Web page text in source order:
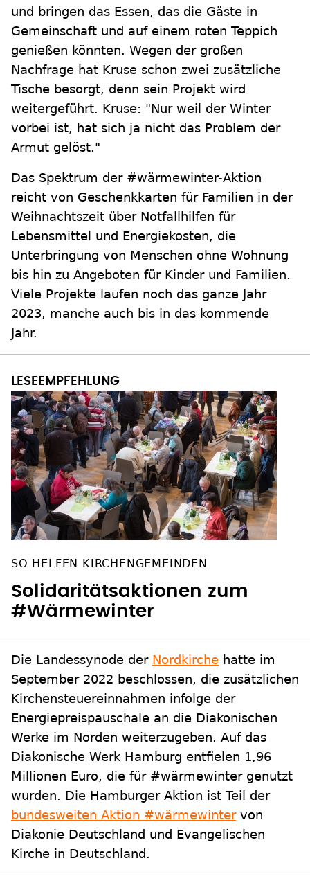
und bringen das Essen, das die Gäste in
Gemeinschaft und auf einem roten Teppich
genießen könnten. Wegen der großen
Nachfrage hat Kruse schon zwei zusätzliche
Tische besorgt, denn sein Projekt wird
weitergeführt. Kruse: "Nur weil der Winter
vorbei ist, hat sich ja nicht das Problem der
Armut gelöst."
Das Spektrum der #wärmewinter-Aktion
reicht von Geschenkkarten für Familien in der
Weihnachtszeit über Notfallhilfen für
Lebensmittel und Energiekosten, die
Unterbringung von Menschen ohne Wohnung
bis hin zu Angeboten für Kinder und Familien.
Viele Projekte laufen noch das ganze Jahr
2023, manche auch bis in das kommende
Jahr.
SO HELFEN KIRCHENGEMEINDEN
Solidaritätsaktionen zum
#Wärmewinter
Die Landessynode der Nordkirche hatte im
September 2022 beschlossen, die zusätzlichen
Kirchensteuereinnahmen infolge der
Energiepreispauschale an die Diakonischen
Werke im Norden weiterzugeben. Auf das
Diakonische Werk Hamburg entfielen 1,96
Millionen Euro, die für #wärmewinter genutzt
wurden. Die Hamburger Aktion ist Teil der
bundesweiten Aktion #wärmewintervon
Diakonie Deutschland und Evangelischen
Kirche in Deutschland.